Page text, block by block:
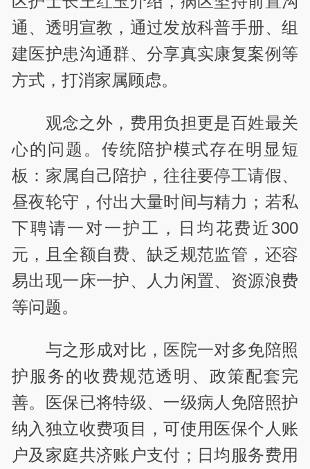
通、透明宣教，通过发放科普手册、组
建医护患沟通群、分享真实康复案例等
方式，打消家属顾虑。
观念之外，费用负担更是百姓最关
心的问题。传统陪护模式存在明显短
板：家属自己陪护，往往要停工请假、
昼夜轮守，付出大量时间与精力；若私
下聘请一对一护工，日均花费近300
元，且全额自费、缺乏规范监管，还容
易出现一床一护、人力闲置、资源浪费
等问题。
与之形成对比，医院一对多免陪照
护服务的收费规范透明、政策配套完
善。医保已将特级、一级病人免陪照护
纳入独立收费项目，可使用医保个人账
户及家庭共济账户支付；日均服务费用